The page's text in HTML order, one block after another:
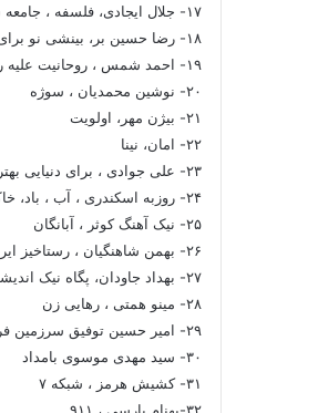
۱۷- جلال ایجادی، فلسفه ، جامعه شناسی ، سیاست
۱۸- رضا حسین بر، بینشی نو برای ایرانی نو
۱۹- احمد شمس ، روحانیت علیه روحانیت- عبور
۲۰- نوشین محمدیان ، سوژه
۲۱- بیژن مهر، اولویت
۲۲- امان، نینا
۲۳- علی جوادی ، برای دنیایی بهتر
۲۴- روزبه اسکندری ، آب ، باد، خاک
۲۵- نیک آهنگ کوثر ، آبانگان
۲۶- بهمن شاهنگیان ، رستاخیز ایرانگرایان
۲۷- بهداد جاودان، پگاه نیک اندیشی
۲۸- مینو همتی ، رهایی زن
۲۹- امیر حسین توفیق سرزمین فرصت ها
۳۰- سید مهدی موسوی بامداد
۳۱- کشیش هرمز ، شبکه ۷